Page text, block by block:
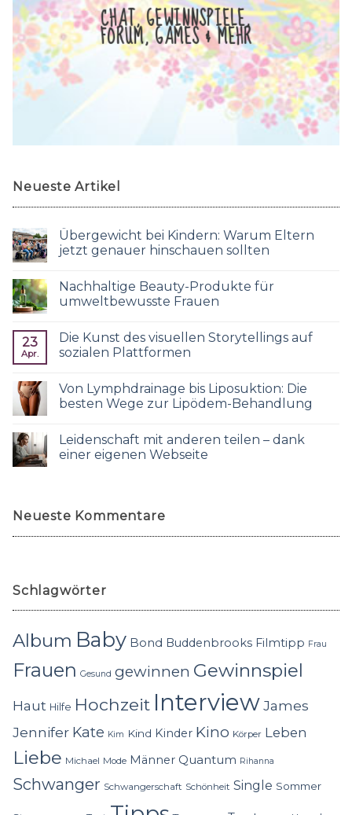
CHAT, GEWINNSPIELE,
FORUM, GAMES & MEHR
Neueste Artikel
Übergewicht bei Kindern: Warum Eltern
jetzt genauer hinschauen sollten
Nachhaltige Beauty-Produkte für
umweltbewusste Frauen
23
Apr.
Die Kunst des visuellen Storytellings auf
sozialen Plattformen
Von Lymphdrainage bis Liposuktion: Die
besten Wege zur Lipödem-Behandlung
Leidenschaft mit anderen teilen – dank
einer eigenen Webseite
Neueste Kommentare
Schlagwörter
Album Baby Bond Buddenbrooks Filmtipp Frau
Frauen Gesund gewinnen Gewinnspiel
Haut Hilfe Hochzeit InterviewJames
Jennifer Kate Kim Kind Kinder Kino Körper Leben
Liebe Michael Mode Männer Quantum Rihanna
Schwanger Schwangerschaft Schönheit Single Sommer